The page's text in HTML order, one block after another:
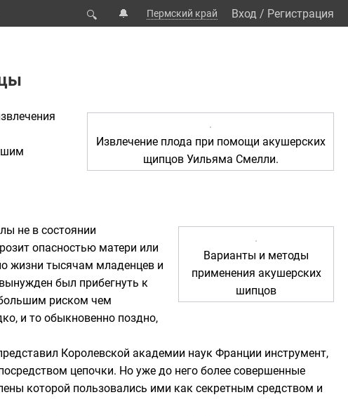
🔍 🔔 Пермский край Вход / Регистрация
Извлечение плода при помощи акушерских
щипцов Уильяма Смелли.
Варианты и методы
применения акушерских
шипцов
не в состоянии
опасностью матери или
жизни тысячам младенцев и
был прибегнуть к
риском чем
и то обыкновенно поздно,
Королевской академии наук Франции инструмент,
цепочки. Но уже до него более совершенные
которой пользовались ими как секретным средством и